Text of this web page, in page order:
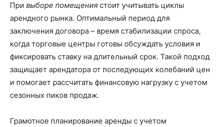
При выборе помещения стоит учитывать циклы
арендного рынка. Оптимальный период для
заключения договора – время стабилизации спроса,
когда торговые центры готовы обсуждать условия и
фиксировать ставку на длительный срок. Такой подход
защищает арендатора от последующих колебаний цен
и помогает рассчитать финансовую нагрузку с учетом
сезонных пиков продаж.
Грамотное планирование аренды с учетом